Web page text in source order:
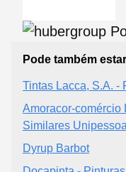
Pode também
Tintas Lacca, S.A. -
Amoracor-comércio
Similares
Dyrup Barbot